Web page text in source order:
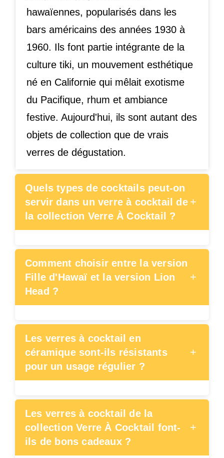
hawaïennes, popularisés dans les
bars américains des années 1930 à
1960. Ils font partie intégrante de la
culture tiki, un mouvement esthétique
né en Californie qui mêlait exotisme
du Pacifique, rhum et ambiance
festive. Aujourd'hui, ils sont autant des
objets de collection que de vrais
verres de dégustation.
Quels types de cocktails peut-on
servir dans un verre à cocktail de
la collection Verre À Cocktail ?
+
Comment choisir entre la version
Fille d'Hawaï et la version Lion
Head ?
+
Les verres à cocktail en
céramique sont-ils résistants
pour un usage régulier ?
+
Les verres à cocktail de la
collection Verre À Cocktail font-
ils de bons cadeaux ?
+